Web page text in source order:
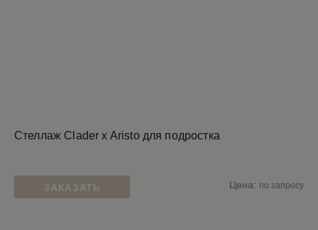
Стеллаж Clader x Aristo для подростка
ЗАКАЗАТЬ Цена: по запросу